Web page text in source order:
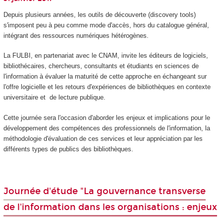
Depuis plusieurs années, les outils de découverte (discovery tools)
s'imposent peu à peu comme mode d'accès, hors du catalogue général,
intégrant des ressources numériques hétérogènes.
La FULBI, en partenariat avec le CNAM, invite les éditeurs de logiciels,
bibliothécaires, chercheurs, consultants et étudiants en sciences de
l'information à évaluer la maturité de cette approche en échangeant sur
l'offre logicielle et les retours d'expériences de bibliothèques en contexte
universitaire et de lecture publique.
Cette journée sera l'occasion d'aborder les enjeux et implications pour le
développement des compétences des professionnels de l'information, la
méthodologie d'évaluation de ces services et leur appréciation par les
différents types de publics des bibliothèques.
Journée d'étude "La gouvernance transverse
de l'information dans les organisations : enjeux